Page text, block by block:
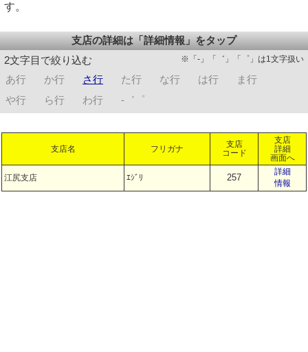
す。
支店の詳細は「詳細情報」をタップ
2文字目で絞り込む
※「-」「゛」「゜」は1文字扱い
あ行 か行 さ行 た行 な行 は行
ま行
や行
ら行 わ行 -゛゜
支店名 フリガナ
支店
コード
支店
詳細
画面へ
江尻支店 ｴｼﾞﾘ 257
詳細
情報